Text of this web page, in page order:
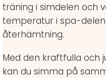
träning i simdelen och
temperatur i spa-
återhämtning.
Med den kraftfulla och
kan du simma på